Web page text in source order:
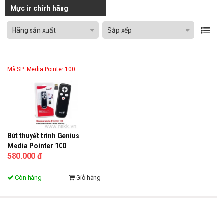
Mực in chính hãng
Hãng sản xuất Sắp xếp
Mã SP: Media Pointer 100
Bút thuyết trình Genius
Media Pointer 100
580.000 đ
Còn hàng Giỏ hàng